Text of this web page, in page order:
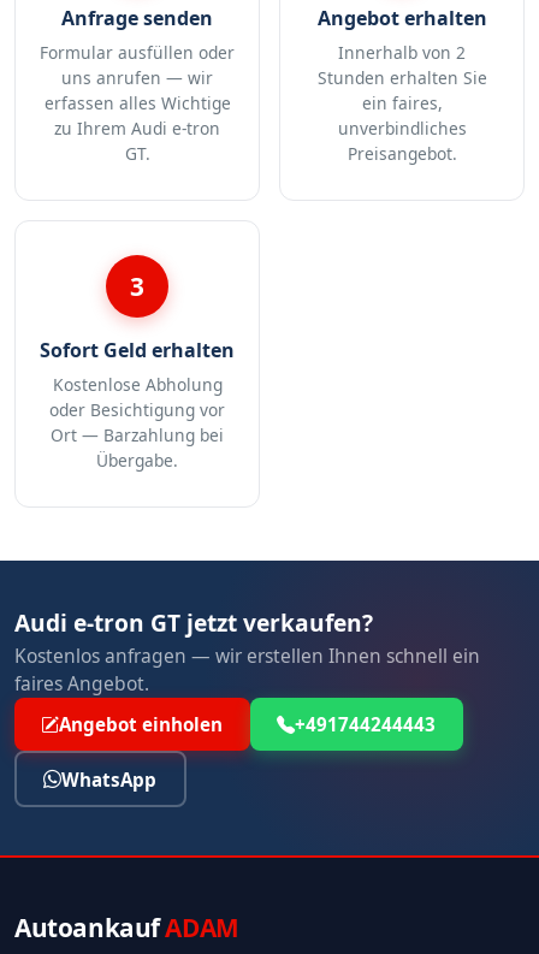
Anfrage senden
Formular ausfüllen oder
uns anrufen — wir
erfassen alles Wichtige
zu Ihrem Audi e-tron
GT.
Angebot erhalten
Innerhalb von 2
Stunden erhalten Sie
ein faires,
unverbindliches
Preisangebot.
3
Sofort Geld erhalten
Kostenlose Abholung
oder Besichtigung vor
Ort — Barzahlung bei
Übergabe.
Audi e-tron GT jetzt verkaufen?
Kostenlos anfragen — wir erstellen Ihnen schnell ein
faires Angebot.
Angebot einholen +491744244443
WhatsApp
AutoankaufADAM